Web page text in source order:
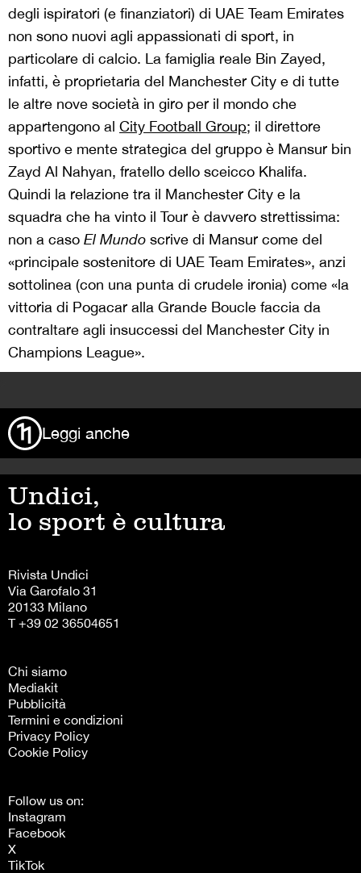
degli ispiratori (e finanziatori) di UAE Team Emirates
non sono nuovi agli appassionati di sport, in
particolare di calcio. La famiglia reale Bin Zayed,
infatti, è proprietaria del Manchester City e di tutte
le altre nove società in giro per il mondo che
appartengono al City Football Group; il direttore
sportivo e mente strategica del gruppo è Mansur bin
Zayd Al Nahyan, fratello dello sceicco Khalifa.
Quindi la relazione tra il Manchester City e la
squadra che ha vinto il Tour è davvero strettissima:
non a caso El Mundo scrive di Mansur come del
«principale sostenitore di UAE Team Emirates», anzi
sottolinea (con una punta di crudele ironia) come «la
vittoria di Pogacar alla Grande Boucle faccia da
contraltare agli insuccessi del Manchester City in
Champions League».
Leggi anche
Undici,
lo sport è cultura
Rivista Undici
Via Garofalo 31
20133 Milano
T +39 02 36504651
Chi siamo
Mediakit
Pubblicità
Termini e condizioni
Privacy Policy
Cookie Policy
Follow us on:
Instagram
Facebook
X
TikTok